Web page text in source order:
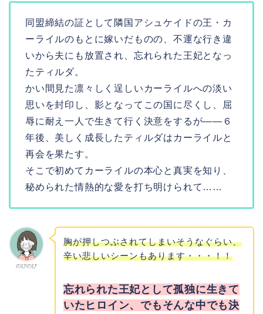
同盟締結の証として隣国アシュケイドの王・カ
ーライルのもとに嫁いだものの、不運な行き違
いから夫にも放置され、忘れられた王妃となっ
たティルダ。
かい間見た凛々しく逞しいカーライルへの淡い
思いを封印し、影となってこの国に尽くし、屈
辱に耐え一人で生きて行く決意をするが――６
年後、美しく成長したティルダはカーライルと
再会を果たす。
そこで初めてカーライルの本心と真実を知り、
秘められた情熱的な愛を打ち明けられて……
のびのび
胸が押しつぶされてしまいそうなぐらい、
辛い悲しいシーンもあります・・・！！
忘れられた王妃として孤独に生きて
いたヒロイン、でもそんな中でも決